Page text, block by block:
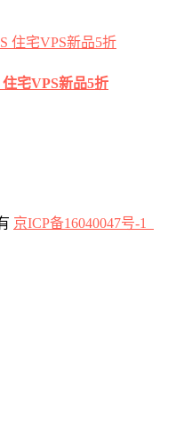
宅VPS新品5折
京ICP备16040047号-1